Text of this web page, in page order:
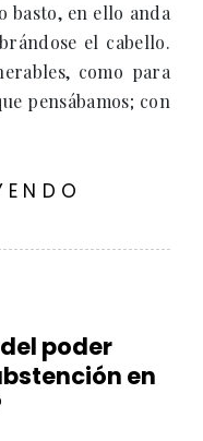
basto, en ello anda
el cabello.
como para
pensábamos; con
poder
en